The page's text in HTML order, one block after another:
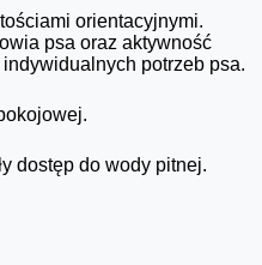
orientacyjnymi.
psa oraz aktywność
potrzeb psa.
dostęp do wody pitnej.